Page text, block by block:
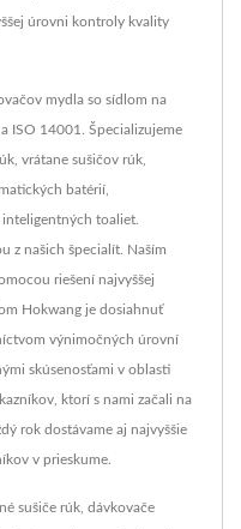
úrovni kontroly kvality
mydla so sídlom na
ISO 14001. Špecializujeme
vrátane sušičov rúk,
batérií,
toaliet.
z našich špecialít. Naším
riešení najvyššej
Hokwang je dosiahnuť
výnimočných úrovní
skúsenosťami v oblasti
ktorí s nami začali na
rok dostávame aj najvyššie
v prieskume.
sušiče rúk, dávkovače